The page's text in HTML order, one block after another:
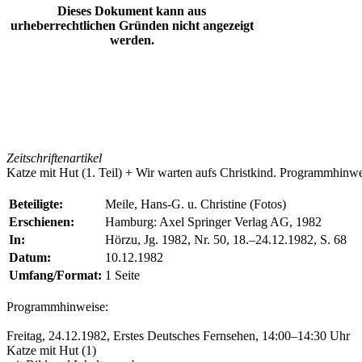
Dieses Dokument kann aus
urheberrechtlichen Gründen nicht angezeigt
werden.
Zeitschriftenartikel
Katze mit Hut (1. Teil) + Wir warten aufs Christkind.
Beteiligte:
Meile, Hans-G. u. Christine (Fotos)
Erschienen:
Hamburg: Axel Springer Verlag AG, 1982
In:
Hörzu, Jg. 1982, Nr. 50, 18.–24.12.1982, S. 68
Datum:
10.12.1982
Umfang/Format: 1 Seite
Programmhinweise:
Freitag, 24.12.1982, Erstes Deutsches Fernsehen, 14:00–14:30 Uhr
Katze mit Hut (1)